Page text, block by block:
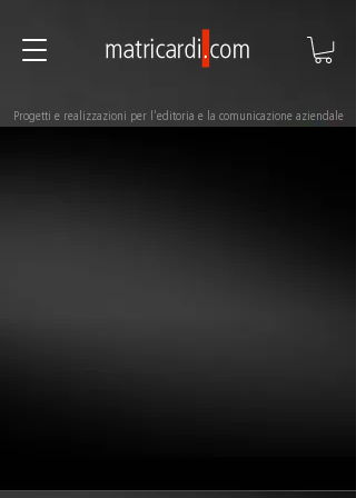
Progetti e realizzazioni per l'editoria e la comunicazione aziendale